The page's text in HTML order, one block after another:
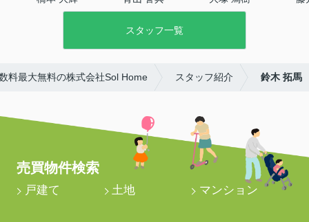
スタッフ一覧
料最大無料の株式会社Sol Home スタッフ紹介 鈴木 拓馬
売買物件検索
戸建て 土地 マンション